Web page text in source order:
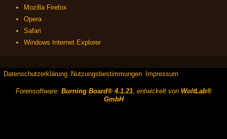
Mozilla Firefox
Opera
Safari
Windows Internet Explorer
Datenschutzerklärung Nutzungsbestimmungen Impressum
Forensoftware: Burning Board® 4.1.21, entwickelt von WoltLab®
GmbH